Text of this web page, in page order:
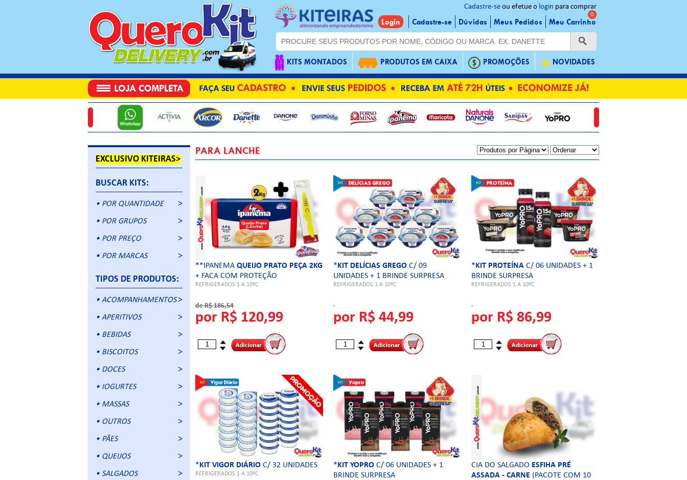
Cadastre-se ou efetue o login para comprar
0
Meu Carrinho
Meus Pedidos
Dúvidas
Cadastre-se
Login
KITS MONTADOS PRODUTOS EM CAIXA PROMOÇÕES NOVIDADES
EXCLUSIVO KITEIRAS>
BUSCAR KITS:
• POR QUANTIDADE
• POR GRUPOS
• POR PREÇO
• POR MARCAS
TIPOS DE PRODUTOS:
• ACOMPANHAMENTOS
• APERITIVOS
• BEBIDAS
• BISCOITOS
• DOCES
• IOGURTES
• MASSAS
• OUTROS
• PÃES
• QUEIJOS
• SALGADOS
PARA LANCHE
**IPANEMA QUEIJO PRATO PEÇA 2KG
+ FACA COM PROTEÇÃO
REFRIGERADOS 1 A 10ºC
de R$ 186,54
por R$ 120,99
* KIT DELÍCIAS GREGO C/ 09
UNIDADES + 1 BRINDE SURPRESA
REFRIGERADOS 1 A 10ºC
por R$ 44,99
* KIT PROTEÍNA C/ 06 UNIDADES + 1
BRINDE SURPRESA
REFRIGERADOS 1 A 10ºC
por R$ 86,99
* KIT VIGOR DIÁRIO C/ 32 UNIDADES
REFRIGERADOS 1 A 10ºC
* KIT YOPRO C/ 06 UNIDADES + 1
BRINDE SURPRESA
CIA DO SALGADO ESFIHA PRÉ
ASSADA - CARNE (PACOTE COM 10